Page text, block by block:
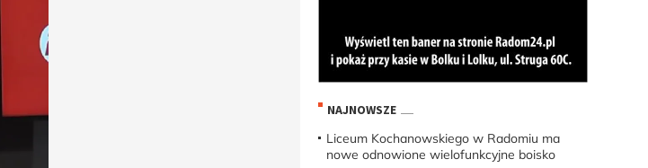
NAJNOWSZE
Liceum Kochanowskiego w Radomiu ma
nowe odnowione wielofunkcyjne boisko